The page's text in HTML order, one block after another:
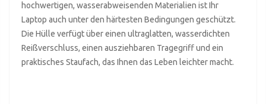
hochwertigen, wasserabweisenden Materialien ist Ihr
Laptop auch unter den härtesten Bedingungen geschützt.
Die Hülle verfügt über einen ultraglatten, wasserdichten
Reißverschluss, einen ausziehbaren Tragegriff und ein
praktisches Staufach, das Ihnen das Leben leichter macht.